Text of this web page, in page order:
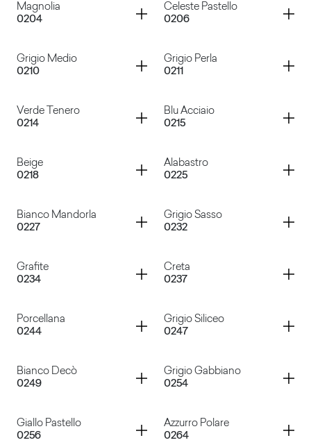
Magnolia
0204
Container
Celeste Pastello
0206
Container
Grigio Medio
0210
Container
Grigio Perla
0211
Container
Verde Tenero
0214
Container
Blu Acciaio
0215
Container
Beige
0218
Container
Alabastro
0225
Container
Bianco Mandorla
0227
Container
Grigio Sasso
0232
Container
Grafite
0234
Container
Creta
0237
Container
Porcellana
0244
Container
Grigio Siliceo
0247
Container
Bianco Decò
0249
Container
Grigio Gabbiano
0254
Container
Giallo Pastello
0256
Container
Azzurro Polare
0264
Container